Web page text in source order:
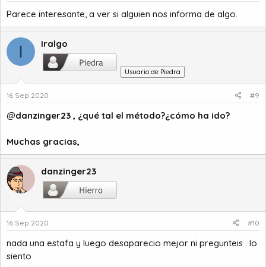
Parece interesante, a ver si alguien nos informa de algo.
I Iralgo
Usuario de Piedra
16 Sep 2020 #9
@danzinger23 , ¿qué tal el método?¿cómo ha ido?
Muchas gracias,
danzinger23
16 Sep 2020 #10
nada una estafa y luego desaparecio mejor ni pregunteis . lo
siento